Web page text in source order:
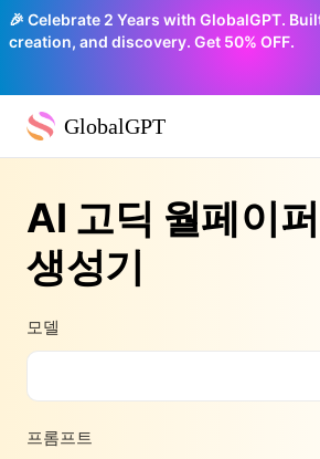
🎉 Celebrate 2 Years with GlobalGPT.
creation, and discovery. Get 50% OFF.
GlobalGPT
AI 고딕 월페이
생성기
모델
프롬프트